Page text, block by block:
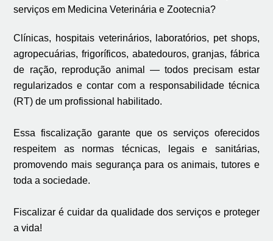
serviços em Medicina Veterinária e Zootecnia?
Clínicas, hospitais veterinários, laboratórios, pet shops,
agropecuárias, frigoríficos, abatedouros, granjas, fábrica
de ração, reprodução animal — todos precisam estar
regularizados e contar com a responsabilidade técnica
(RT) de um profissional habilitado.
Essa fiscalização garante que os serviços oferecidos
respeitem as normas técnicas, legais e sanitárias,
promovendo mais segurança para os animais, tutores e
toda a sociedade.
Fiscalizar é cuidar da qualidade dos serviços e proteger
a vida!